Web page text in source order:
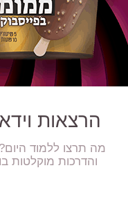
הרצאות
מה תרצו ללמוד
והדרכות מוקלטות